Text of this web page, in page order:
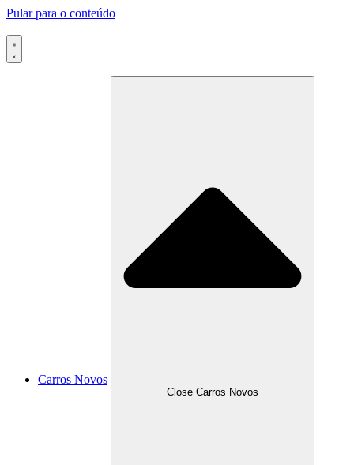
Pular para o conteúdo
Carros Novos
Close Carros Novos